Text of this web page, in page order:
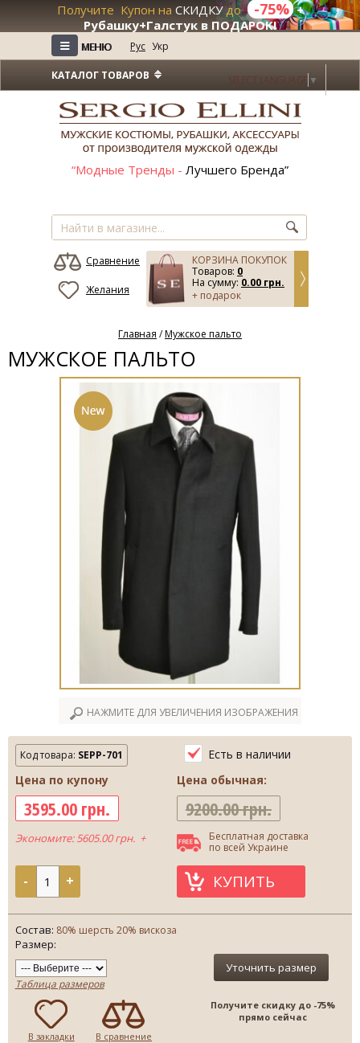
Получите Купон на СКИДКУдо -75% +
Рубашку+Галстук в ПОДАРОК!
≡ МЕНЮ Рус Укр
SELECT LANGUAGE ▼
КАТАЛОГ ТОВАРОВ
“Модные Тренды - Лучшего Бренда”
КОРЗИНА ПОКУПОК
Товаров: 0
На сумму: 0.00 грн.
+ подарок
Сравнение
Желания
Главная /Мужское пальто
МУЖСКОЕ ПАЛЬТО
НАЖМИТЕ ДЛЯ УВЕЛИЧЕНИЯ ИЗОБРАЖЕНИЯ
Код товара: SEPP-701
Есть в наличии
Цена по купону
3595.00 грн.
Экономите: 5605.00 грн. +
Цена обычная:
9200.00 грн.
Бесплатная доставка
по всей Украине
- + КУПИТЬ
Состав: 80% шерсть 20% вискоза
Размер:
Таблица размеров
Уточнить размер
Получите скидку до -75%
прямо сейчас
В закладки В сравнение
≡ МЕНЮ